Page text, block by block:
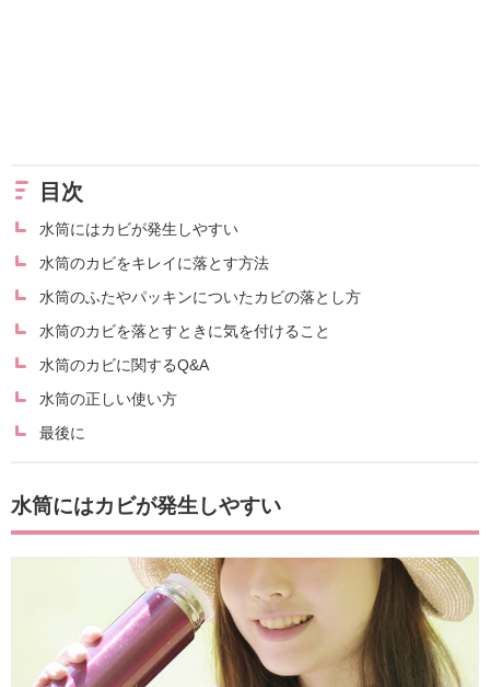
目次
水筒にはカビが発生しやすい
水筒のカビをキレイに落とす方法
水筒のふたやパッキンについたカビの落とし方
水筒のカビを落とすときに気を付けること
水筒のカビに関するQ&A
水筒の正しい使い方
最後に
水筒にはカビが発生しやすい